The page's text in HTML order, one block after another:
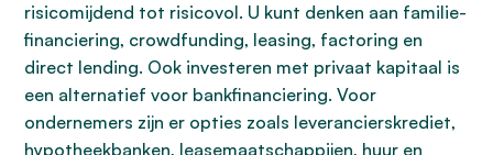
risicomijdend tot risicovol. U kunt denken aan familie-
financiering, crowdfunding, leasing, factoring en
direct lending. Ook investeren met privaat kapitaal is
een alternatief voor bankfinanciering. Voor
ondernemers zijn er opties zoals leverancierskrediet,
hypotheekbanken, leasemaatschappijen, huur en